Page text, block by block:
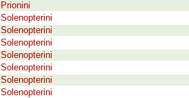
Prionini
Solenopterini
Solenopterini
Solenopterini
Solenopterini
Solenopterini
Solenopterini
Solenopterini